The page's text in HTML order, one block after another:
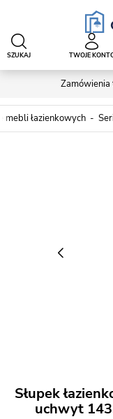
Zamówienia
SZUKAJ TWOJE
mebli łazienkowych
Słupek
uchwyt